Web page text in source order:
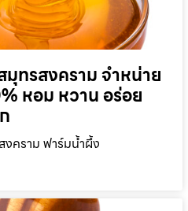
ทรสงคราม จำหน่าย
หอม หวาน อร่อย
คราม ฟาร์มน้ำผึ้ง